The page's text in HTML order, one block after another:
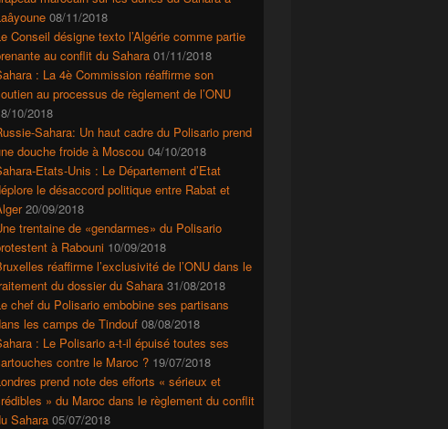
à Washington, les manigances secrètes du Polisario
08/11/2018
Conseil désigne texto l’Algérie comme partie
au conflit du Sahara 01/11/2018
: La 4è Commission réaffirme son
au processus de règlement de l’ONU
10/2018
Sahara: Un haut cadre du Polisario prend
douche froide à Moscou 04/10/2018
Etats-Unis : Le Département d’Etat
le désaccord politique entre Rabat et
20/09/2018
trentaine de «gendarmes» du Polisario
à Rabouni 10/09/2018
réaffirme l’exclusivité de l’ONU dans le
du dossier du Sahara 31/08/2018
chef du Polisario embobine ses partisans
les camps de Tindouf 08/08/2018
: Le Polisario a-t-il épuisé toutes ses
contre le Maroc ? 19/07/2018
prend note des efforts « sérieux et
» du Maroc dans le règlement du conflit
Sahara 05/07/2018